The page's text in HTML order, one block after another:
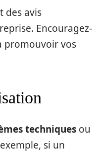
des avis
Encouragez-
promouvoir vos
techniques ou
si un